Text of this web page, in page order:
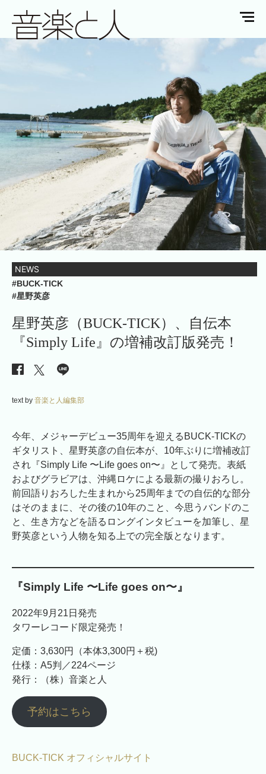
NEWS
#BUCK-TICK
#星野英彦
星野英彦（BUCK-TICK）、自伝本
『Simply Life』の増補改訂版発売！
text by 音楽と人編集部
今年、メジャーデビュー35周年を迎えるBUCK-TICKの
ギタリスト、星野英彦の自伝本が、10年ぶりに増補改訂
され『Simply Life 〜Life goes on〜』として発売。表紙
およびグラビアは、沖縄ロケによる最新の撮りおろし。
前回語りおろした生まれから25周年までの自伝的な部分
はそのままに、その後の10年のこと、今思うバンドのこ
と、生き方などを語るロングインタビューを加筆し、星
野英彦という人物を知る上での完全版となります。
『Simply Life 〜Life goes on〜』
2022年9月21日発売
タワーレコード限定発売！
定価：3,630円（本体3,300円＋税)
仕様：A5判／224ページ
発行：（株）音楽と人
予約はこちら
BUCK-TICK オフィシャルサイト